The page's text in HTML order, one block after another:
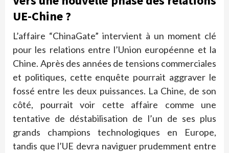
UE-Chine ?
L’affaire “ChinaGate” intervient à un moment clé
pour les relations entre l’Union européenne et la
Chine. Après des années de tensions commerciales
et politiques, cette enquête pourrait aggraver le
fossé entre les deux puissances. La Chine, de son
côté, pourrait voir cette affaire comme une
tentative de déstabilisation de l’un de ses plus
grands champions technologiques en Europe,
tandis que l’UE devra naviguer prudemment entre